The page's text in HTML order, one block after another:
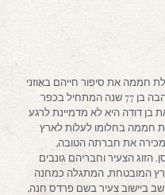
חממה את סיפור חייהם באוזני
נכדתה. ספרי תמה תמימה הוא סיפור אהבה בן 77 שנה המתחיל בכפר
בן דודה היא לא מדמיינת לרגע
חממה בחלומו לעלות לארץ
מכירה את חברתה הטובה,
הצעיר וחבריהם גונבים
המובטחת, המתגלה כמחנה
ביישוב צעיר בשם פרדס חנה,